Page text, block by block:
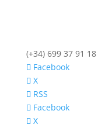
(+34) 699 37 91 18
Facebook
X
RSS
Facebook
X